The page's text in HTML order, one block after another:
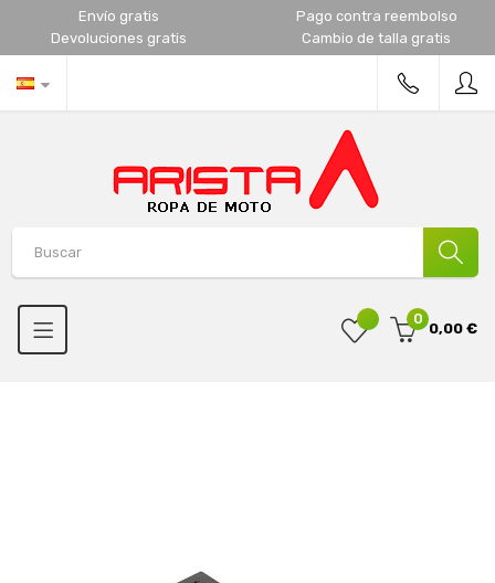
Envío gratis
Pago contra reembolso
Devoluciones gratis
Cambio de talla gratis
0
0,00 €